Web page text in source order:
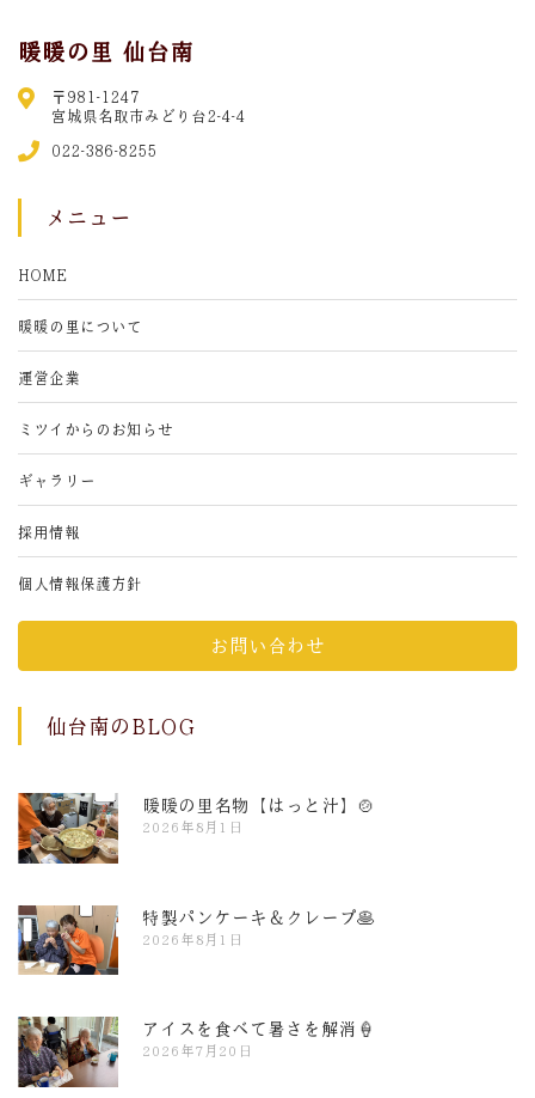
暖暖の里 仙台南
〒981-1247
宮城県名取市みどり台2-4-4
022-386-8255
メニュー
HOME
暖暖の里について
運営企業
ミツイからのお知らせ
ギャラリー
採用情報
個人情報保護方針
お問い合わせ
仙台南のBLOG
暖暖の里名物【はっと汁】🍲
2026年8月1日
特製パンケーキ＆クレープ🥞
2026年8月1日
アイスを食べて暑さを解消🍦
2026年7月20日